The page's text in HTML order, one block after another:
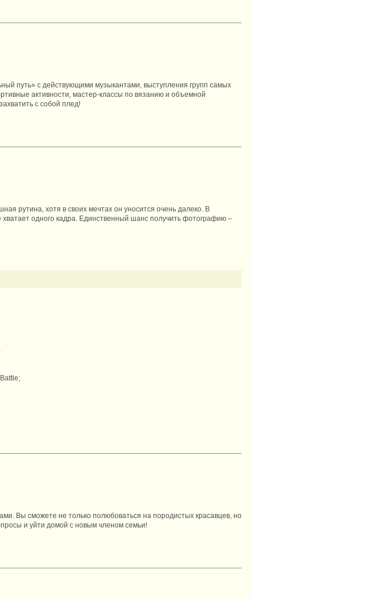
путь» с действующими музыкантами, выступления групп самых
активности, мастер-классы по вязанию и объемной
с собой плед!
рутина, хотя в своих мечтах он уносится очень далеко. В
одного кадра. Единственный шанс получить фотографию –
Вы сможете не только полюбоваться на породистых красавцев, но
и уйти домой с новым членом семьи!